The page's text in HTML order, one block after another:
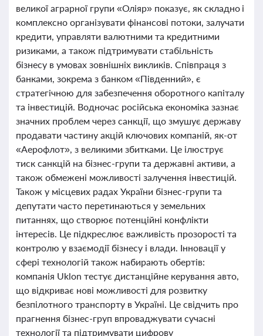
великої аграрної групи «Оліяр» показує, як складно і
комплексно організувати фінансові потоки, залучати
кредити, управляти валютними та кредитними
ризиками, а також підтримувати стабільність
бізнесу в умовах зовнішніх викликів. Співпраця з
банками, зокрема з банком «Південний», є
стратегічною для забезпечення оборотного капіталу
та інвестицій. Водночас російська економіка зазнає
значних проблем через санкції, що змушує державу
продавати частину акцій ключових компаній, як-от
«Аерофлот», з великими збитками. Це ілюструє
тиск санкцій на бізнес-групи та державні активи, а
також обмежені можливості залучення інвестицій.
Також у місцевих радах України бізнес-групи та
депутати часто перетинаються у земельних
питаннях, що створює потенційні конфлікти
інтересів. Це підкреслює важливість прозорості та
контролю у взаємодії бізнесу і влади. Інновації у
сфері технологій також набирають обертів:
компанія Uklon тестує дистанційне керування авто,
що відкриває нові можливості для розвитку
безпілотного транспорту в Україні. Це свідчить про
прагнення бізнес-груп впроваджувати сучасні
технології та підтримувати цифрову